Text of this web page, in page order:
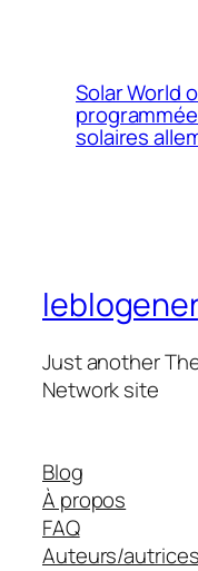
Solar World
solaires
Just another
Network site
Blog
À propos
FAQ
Auteurs/